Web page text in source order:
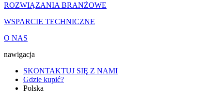
ROZWIĄZANIA BRANŻOWE
WSPARCIE TECHNICZNE
O NAS
nawigacja
SKONTAKTUJ SIĘ Z NAMI
Gdzie kupić?
Polska